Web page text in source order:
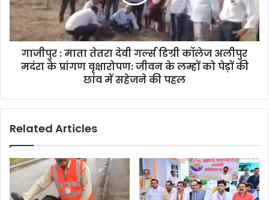
गाजीपुर : माता तेतरा देवी गर्ल्स डिग्री कॉलेज अलीपुर
मदंरा के प्रांगण वृक्षारोपण: जीवन के लम्हों को पेड़ों की
छांव में सहेजने की पहल
Related Articles